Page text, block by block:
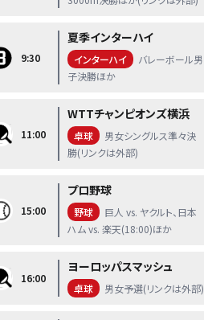
9:30
夏季インターハイ
インターハイ
バレーボール男
子決勝ほか
11:00
WTTチャンピオンズ横浜
卓球
男女シングルス準々決
勝(リンクは外部)
15:00
プロ野球
野球
巨人 vs. ヤクルト、日本
ハム vs. 楽天(18:00)ほか
16:00
ヨーロッパスマッシュ
卓球 男女予選(リンクは外部)